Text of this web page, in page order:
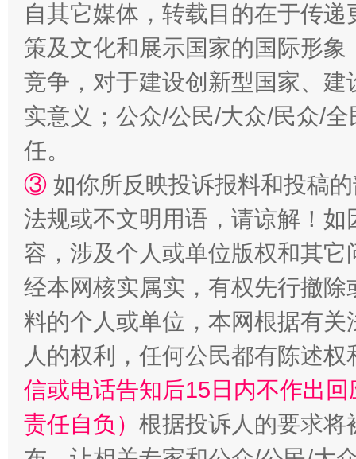
“蜀中异人”王建安的艺术幻境
完善运行机制助力责任有效落实 一纸欠
东山县通报“牛蛙产品抗生素超标问题” 法
自其它媒体，转载目的在于传
策及文化和展示国家的国际形
竞争，对于建设创新型国家、
实意义；公众/公民/大众/民众/
任。
③ 如你所反映投诉报料和投稿
法规或不文明用语，请谅解！
容，涉及个人或单位版权和其它
经本网核实属实，有权先行撤
料的个人或单位，本网根据有
人的权利，任何公民都有陈述
信或电话告知后15日内不作出
责任自负） 根据投诉人的要求将